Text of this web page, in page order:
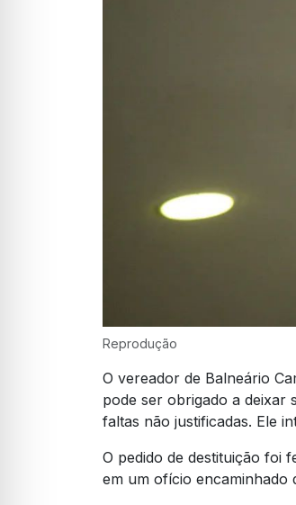
Reprodução
O vereador de Balneário
pode ser obrigado a deixar
faltas não justificadas. Ele
O pedido de destituição foi
em um ofício encaminhado